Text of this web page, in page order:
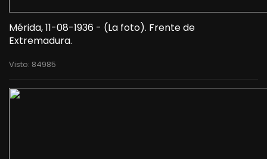
Mérida, 11-08-1936 - (La foto). Frente de
Extremadura.
Visto: 84985